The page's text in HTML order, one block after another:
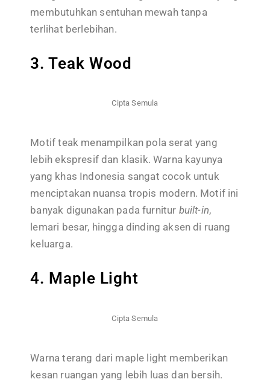
membutuhkan sentuhan mewah tanpa
terlihat berlebihan.
3. Teak Wood
Cipta Semula
Motif teak menampilkan pola serat yang
lebih ekspresif dan klasik. Warna kayunya
yang khas Indonesia sangat cocok untuk
menciptakan nuansa tropis modern. Motif ini
banyak digunakan pada furnitur built-in,
lemari besar, hingga dinding aksen di ruang
keluarga.
4. Maple Light
Cipta Semula
Warna terang dari maple light memberikan
kesan ruangan yang lebih luas dan bersih.